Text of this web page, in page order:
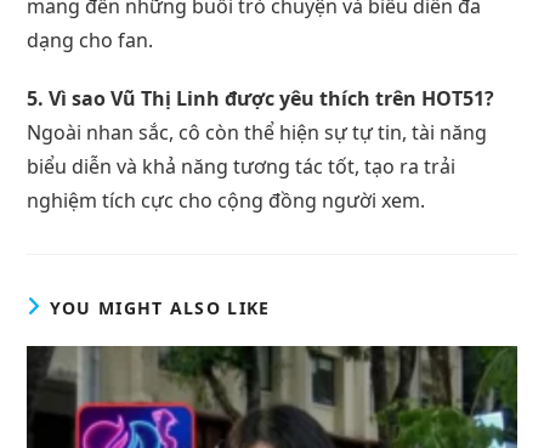
mang đến những buổi trò chuyện và biểu diễn đa
dạng cho fan.
5. Vì sao Vũ Thị Linh được yêu thích trên HOT51?
Ngoài nhan sắc, cô còn thể hiện sự tự tin, tài năng
biểu diễn và khả năng tương tác tốt, tạo ra trải
nghiệm tích cực cho cộng đồng người xem.
YOU MIGHT ALSO LIKE